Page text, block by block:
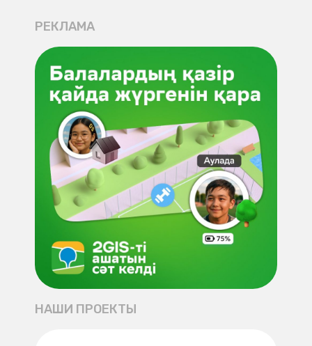
РЕКЛАМА
НАШИ ПРОЕКТЫ